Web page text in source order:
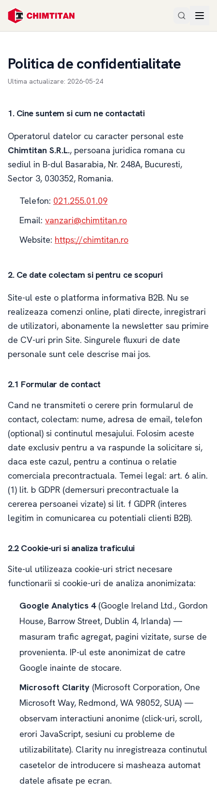
Politica de confidentialitate
Ultima actualizare: 2026-05-24
1. Cine suntem si cum ne contactati
Operatorul datelor cu caracter personal este
Chimtitan S.R.L., persoana juridica romana cu
sediul in B-dul Basarabia, Nr. 248A, Bucuresti,
Sector 3, 030352, Romania.
Telefon: 021.255.01.09
Email: vanzari@chimtitan.ro
Website: https://chimtitan.ro
2. Ce date colectam si pentru ce scopuri
Site-ul este o platforma informativa B2B. Nu se
realizeaza comenzi online, plati directe, inregistrari
de utilizatori, abonamente la newsletter sau primire
de CV-uri prin Site. Singurele fluxuri de date
personale sunt cele descrise mai jos.
2.1 Formular de contact
Cand ne transmiteti o cerere prin formularul de
contact, colectam: nume, adresa de email, telefon
(optional) si continutul mesajului. Folosim aceste
date exclusiv pentru a va raspunde la solicitare si,
daca este cazul, pentru a continua o relatie
comerciala precontractuala. Temei legal: art. 6 alin.
(1) lit. b GDPR (demersuri precontractuale la
cererea persoanei vizate) si lit. f GDPR (interes
legitim in comunicarea cu potentiali clienti B2B).
2.2 Cookie-uri si analiza traficului
Site-ul utilizeaza cookie-uri strict necesare
functionarii si cookie-uri de analiza anonimizata:
Google Analytics 4(Google Ireland Ltd., Gordon
House, Barrow Street, Dublin 4, Irlanda) —
masuram trafic agregat, pagini vizitate, surse de
provenienta. IP-ul este anonimizat de catre
Google inainte de stocare.
Microsoft Clarity (Microsoft Corporation, One
Microsoft Way, Redmond, WA 98052, SUA) —
observam interactiuni anonime (click-uri, scroll,
erori JavaScript, sesiuni cu probleme de
utilizabilitate). Clarity nu inregistreaza continutul
casetelor de introducere si masheaza automat
datele afisate pe ecran.